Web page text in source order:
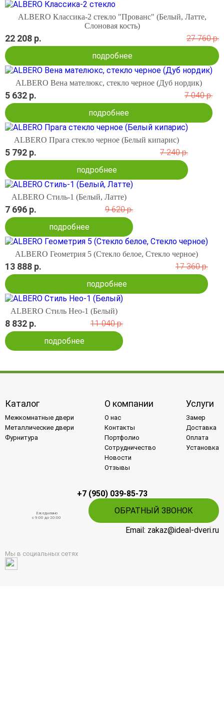
ALBERO Классика-2 стекло "Прованс" (Белый, Латте,
Слоновая кость)
22 208 р.
27 760 р.
подробнее
ALBERO Вена мателюкс, стекло черное (Дуб нордик)
5 632 р.
7 040 р.
подробнее
ALBERO Прага стекло черное (Белый кипарис)
5 792 р.
7 240 р.
подробнее
ALBERO Стиль-1 (Белый, Латте)
7 696 р.
9 620 р.
подробнее
ALBERO Геометрия 5 (Стекло белое, Стекло черное)
13 888 р.
17 360 р.
подробнее
ALBERO Стиль Нео-1 (Белый)
8 832 р.
11 040 р.
подробнее
Каталог
Межкомнатные двери
Металлические двери
Фурнитура
О компании
О нас
Контакты
Портфолио
Сотрудничество
Новости
Отзывы
Услуги
Замер
Доставка
Оплата
Установка
+7 (950) 039-85-73
Ежедневно
c 9:00 до 20:00
ОБРАТНЫЙ ЗВОНОК
Email: zakaz@ideal-dveri.ru
Мы в социальных сетях